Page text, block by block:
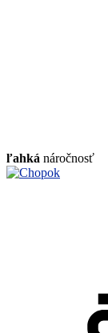
ľahká náročnosť